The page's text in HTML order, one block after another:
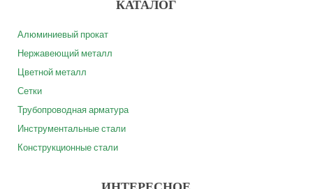
КАТАЛОГ
Алюминиевый прокат
Нержавеющий металл
Цветной металл
Сетки
Трубопроводная арматура
Инструментальные стали
Конструкционные стали